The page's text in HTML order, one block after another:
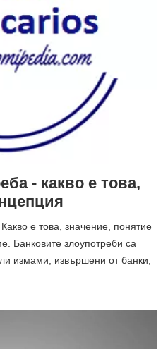
- какво е това,
е това, значение, понятие
Банковите злоупотреби са
измами, извършени от банки,